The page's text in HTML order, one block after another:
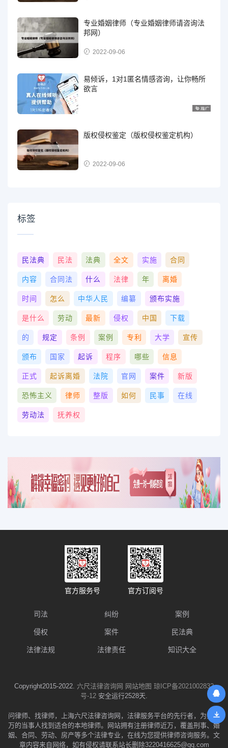
专业婚姻律师（专业婚姻律师请咨询法
邦网）
2022-09-06
易倾诉，1对1匿名情感咨询，让你畅所
欲言
版权侵权鉴定（版权侵权鉴定机构）
2022-09-06
标签
民法典 民法 法典 全文 实施 合同
内容 合同法 什么 法律 年 离婚
时间 怎么 中华人民 编纂 颁布实施
是什么 劳动 最新 侵权 中国 下载
的 规定 条例 案例 专利 大学 宣传
颁布 国家 起诉 程序 哪些 信息
正式 起诉离婚 法院 官网 案件 新版
恐怖主义 律师 整版 如何 民事 在线
劳动法 抚养权
官方服务号 官方订阅号
司法 纠纷 案例
侵权 案件 民法典
法律法规 法律责任 知识大全
Copyright2015-2022. 六尺法律咨询网 网站地图 琼ICP备2021002832
号-12 安全运行2528天.
问律师、找律师，上海六尺法律咨询网，法律服务平台的先行者，为数千
万的当事人找到适合的本地律师。网站拥有注册律师近万，覆盖刑事、婚
姻、合同、劳动、房产等多个法律专业，在线为您提供律师咨询服务。文
章内容来自网络，如有侵权请联系站长删除3220416625@qq.com